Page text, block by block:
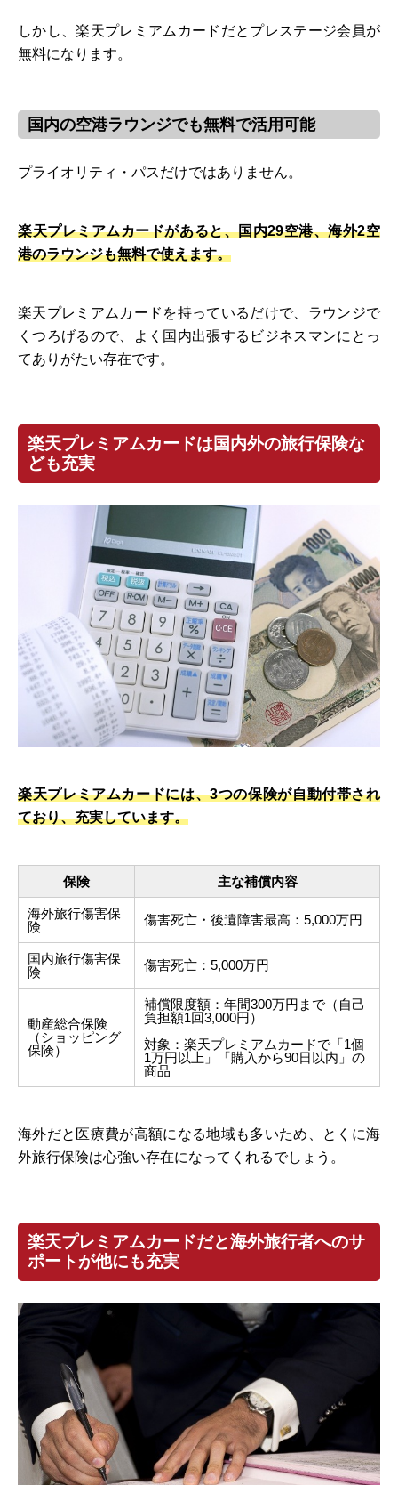
しかし、楽天プレミアムカードだとプレステージ会員が
無料になります。
国内の空港ラウンジでも無料で活用可能
プライオリティ・パスだけではありません。
楽天プレミアムカードがあると、国内29空港、海外2空
港のラウンジも無料で使えます。
楽天プレミアムカードを持っているだけで、ラウンジで
くつろげるので、よく国内出張するビジネスマンにとっ
てありがたい存在です。
楽天プレミアムカードは国内外の旅行保険な
ども充実
楽天プレミアムカードには、3つの保険が自動付帯され
ており、充実しています。
保険 主な補償内容
海外旅行傷害保
険
傷害死亡・後遺障害最高：5,000万円
国内旅行傷害保
険
傷害死亡：5,000万円
動産総合保険
（ショッピング
保険）
補償限度額：年間300万円まで（自己
負担額1回3,000円）
対象：楽天プレミアムカードで「1個
1万円以上」「購入から90日以内」の
商品
海外だと医療費が高額になる地域も多いため、とくに海
外旅行保険は心強い存在になってくれるでしょう。
楽天プレミアムカードだと海外旅行者へのサ
ポートが他にも充実